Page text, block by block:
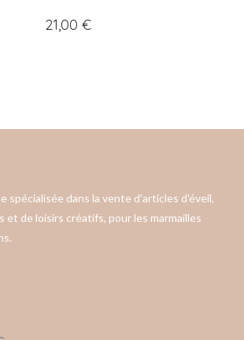
21,00 €
spécialisée dans la vente d'articles d'éveil,
et de loisirs créatifs, pour les marmailles